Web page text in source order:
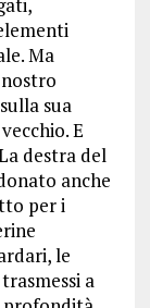
Ma
sua
E
destra del
anche
per i
le
a